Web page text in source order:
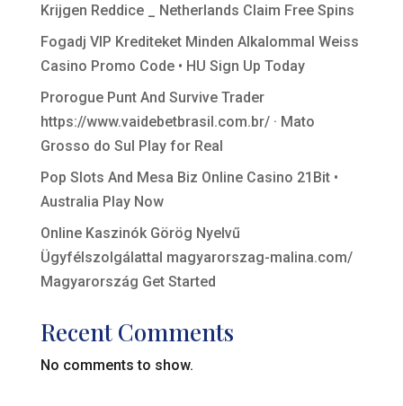
Krijgen Reddice _ Netherlands Claim Free Spins
Fogadj VIP Krediteket Minden Alkalommal Weiss
Casino Promo Code • HU Sign Up Today
Prorogue Punt And Survive Trader
https://www.vaidebetbrasil.com.br/ · Mato
Grosso do Sul Play for Real
Pop Slots And Mesa Biz Online Casino 21Bit •
Australia Play Now
Online Kaszinók Görög Nyelvű
Ügyfélszolgálattal magyarorszag-malina.com/
Magyarország Get Started
Recent Comments
No comments to show.